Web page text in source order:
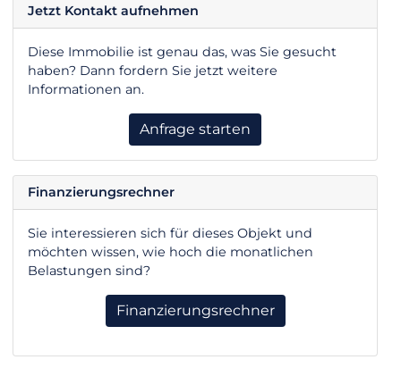
Jetzt Kontakt aufnehmen
Diese Immobilie ist genau das, was Sie gesucht
haben? Dann fordern Sie jetzt weitere
Informationen an.
Anfrage starten
Finanzierungsrechner
Sie interessieren sich für dieses Objekt und
möchten wissen, wie hoch die monatlichen
Belastungen sind?
Finanzierungsrechner